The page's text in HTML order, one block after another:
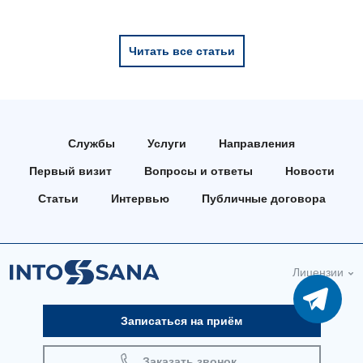
Читать все статьи
Службы Услуги Направления
Первый визит Вопросы и ответы Новости
Статьи Интервью Публичные договора
Лицензии
Записаться на приём